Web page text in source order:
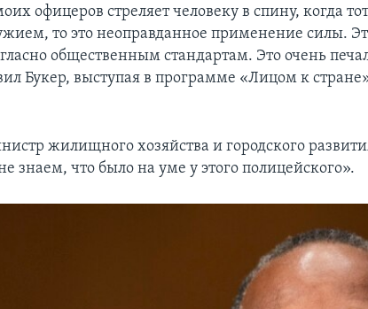
офицеров стреляет человеку в спину, когда
то это неоправданное применение силы.
общественным стандартам. Это очень
Букер, выступая в программе «Лицом к
жилищного хозяйства и городского
знаем, что было на уме у этого полицейского».